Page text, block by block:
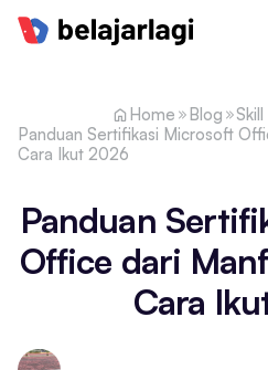
Home Blog
Panduan Sertifikasi Microsoft
Cara Ikut 2026
Panduan
Office dari
Cara